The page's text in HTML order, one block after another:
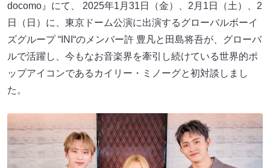
docomo』にて、 2025年1月31日（金）、2月1日（土）、2
日（日）に、東京ドーム公演に出演するグローバルボーイ
ズグループ “INI“のメンバー許 豊凡と田島将吾が、グローバ
ルで活躍し、今もなお音楽界を牽引し続けている世界的ポ
ップアイコンであるカイリー・ミノーグと初対談しまし
た。